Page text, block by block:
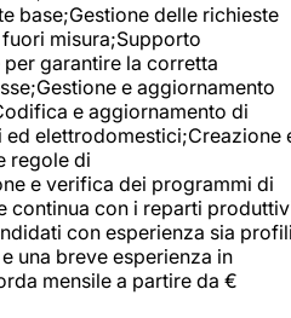
base;Gestione delle richieste
misura;Supporto
garantire la corretta
e aggiornamento
e aggiornamento di
elettrodomestici;Creazione
regole di
e verifica dei programmi di
continua con i reparti
con esperienza sia
una breve esperienza in
mensile a partire da €